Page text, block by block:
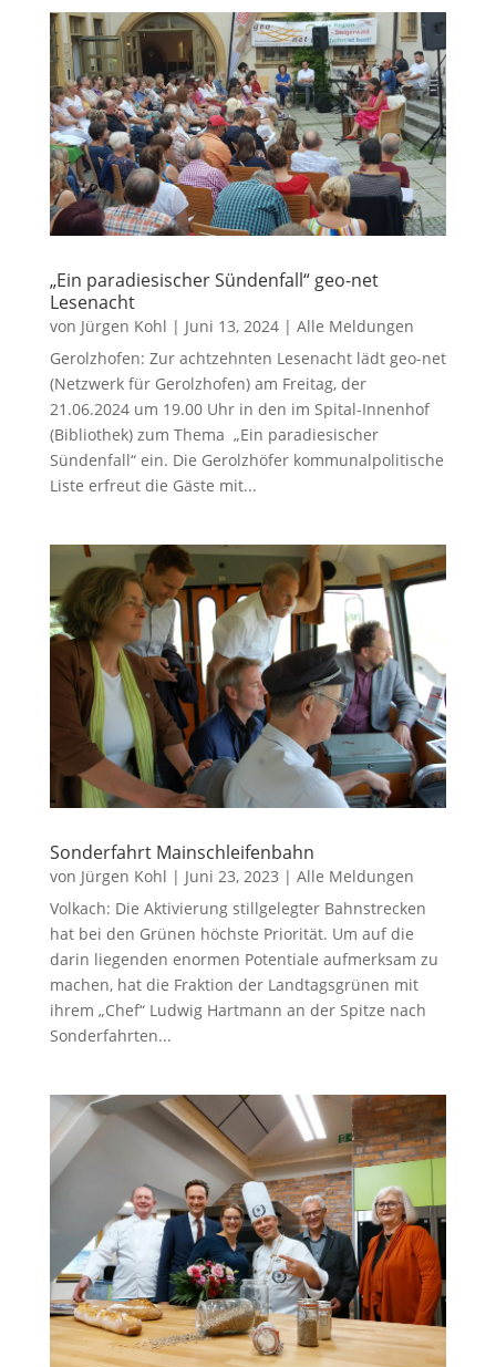
„Ein paradiesischer Sündenfall“ geo-net
Lesenacht
von Jürgen Kohl | Juni 13, 2024| Alle Meldungen
Gerolzhofen: Zur achtzehnten Lesenacht lädt geo-net
(Netzwerk für Gerolzhofen) am Freitag, der
21.06.2024 um 19.00 Uhr in den im Spital-Innenhof
(Bibliothek) zum Thema „Ein paradiesischer
Sündenfall“ ein. Die Gerolzhöfer kommunalpolitische
Liste erfreut die Gäste mit...
Sonderfahrt Mainschleifenbahn
von Jürgen Kohl | Juni 23, 2023 | Alle Meldungen
Volkach: Die Aktivierung stillgelegter Bahnstrecken
hat bei den Grünen höchste Priorität. Um auf die
darin liegenden enormen Potentiale aufmerksam zu
machen, hat die Fraktion der Landtagsgrünen mit
ihrem „Chef“ Ludwig Hartmann an der Spitze nach
Sonderfahrten...